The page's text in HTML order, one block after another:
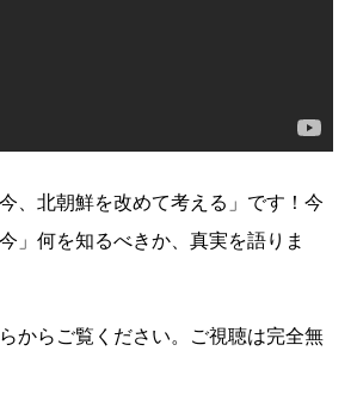
、北朝鮮を改めて考える」です！今
」何を知るべきか、真実を語りま
からご覧ください。ご視聴は完全無